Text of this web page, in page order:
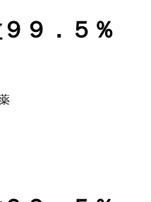
９．５％